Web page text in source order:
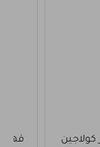
لسد الشهية